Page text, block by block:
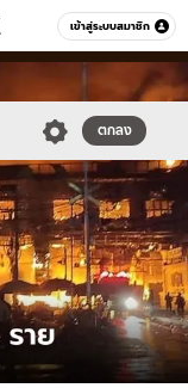
เข้าสู่ระบบสมาชิก
หมวดอื่นๆ
ตกลง